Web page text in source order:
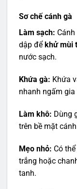
Sơ chế cánh gà
Làm sạch:
dập đểkhử mùi
nước sạch.
Khứa gà: Khứa
nhanh ngấm
Làm khô: Dùng
trên bề mặt
Mẹo nhỏ: Có
trắng hoặc
tanh.